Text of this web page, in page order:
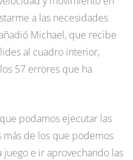
a las necesidades
Michael, que recibe
al cuadro interior,
57 errores que ha
podamos ejecutar las
más de los que podemos
juego e ir aprovechando las